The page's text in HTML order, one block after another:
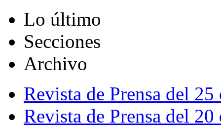
Lo último
Secciones
Archivo
Revista de Prensa del
Revista de Prensa del